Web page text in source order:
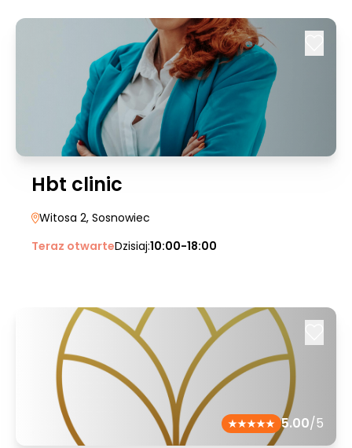
Hbt clinic
Witosa 2, Sosnowiec
Teraz otwarteDzisiaj:10:00-18:00
5.00/5